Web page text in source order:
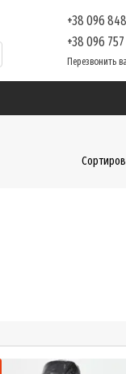
+38 096
+38 096
Перезвонить